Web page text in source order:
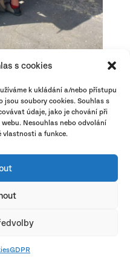
s cookies
k ukládání a/nebo přístupu
jsou soubory cookies. Souhlas s
údaje, jako je chování při
Nesouhlas nebo odvolání
vlastnosti a funkce.
GDPR